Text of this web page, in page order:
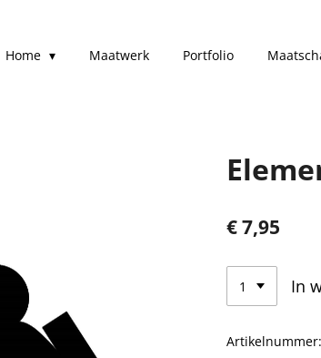
Home Maatwerk Portfolio
€ 7,95
In
Artikelnummer: